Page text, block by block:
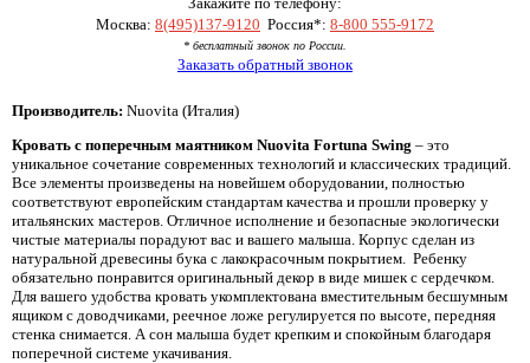
Москва: 8(495)137-9120 Россия*: 8-800 555-9172
* бесплатный звонок по России.
Заказать обратный звонок
Производитель: Nuovita (Италия)
Кровать с поперечным маятником Nuovita Fortuna Swing – это
уникальное сочетание современных технологий и классических традиций.
Все элементы произведены на новейшем оборудовании, полностью
соответствуют европейским стандартам качества и прошли проверку у
итальянских мастеров. Отличное исполнение и безопасные экологически
чистые материалы порадуют вас и вашего малыша. Корпус сделан из
натуральной древесины бука с лакокрасочным покрытием. Ребенку
обязательно понравится оригинальный декор в виде мишек с сердечком.
Для вашего удобства кровать укомплектована вместительным бесшумным
ящиком с доводчиками, реечное ложе регулируется по высоте, передняя
стенка снимается. А сон малыша будет крепким и спокойным благодаря
поперечной системе укачивания.